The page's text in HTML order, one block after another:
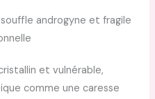
androgyne et fragile
et vulnérable,
comme une caresse